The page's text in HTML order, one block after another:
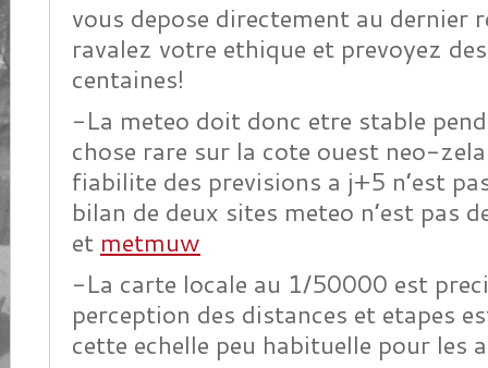
vous depose directement au dernier
ravalez votre ethique et prevoyez
centaines!
-La meteo doit donc etre stable
chose rare sur la cote ouest neo-
fiabilite des previsions a j+5 n’est
bilan de deux sites meteo n’est pas
et metmuw
-La carte locale au 1/50000 est
perception des distances et etapes
cette echelle peu habituelle pour les